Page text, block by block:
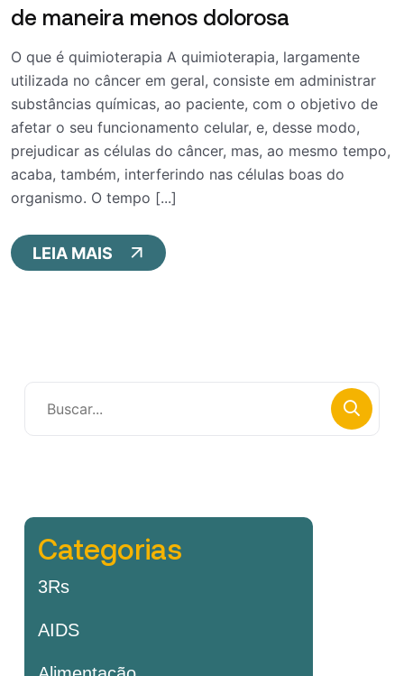
de maneira menos dolorosa
O que é quimioterapia A quimioterapia, largamente
utilizada no câncer em geral, consiste em administrar
substâncias químicas, ao paciente, com o objetivo de
afetar o seu funcionamento celular, e, desse modo,
prejudicar as células do câncer, mas, ao mesmo tempo,
acaba, também, interferindo nas células boas do
organismo. O tempo [...]
LEIA MAIS
Categorias
3Rs
AIDS